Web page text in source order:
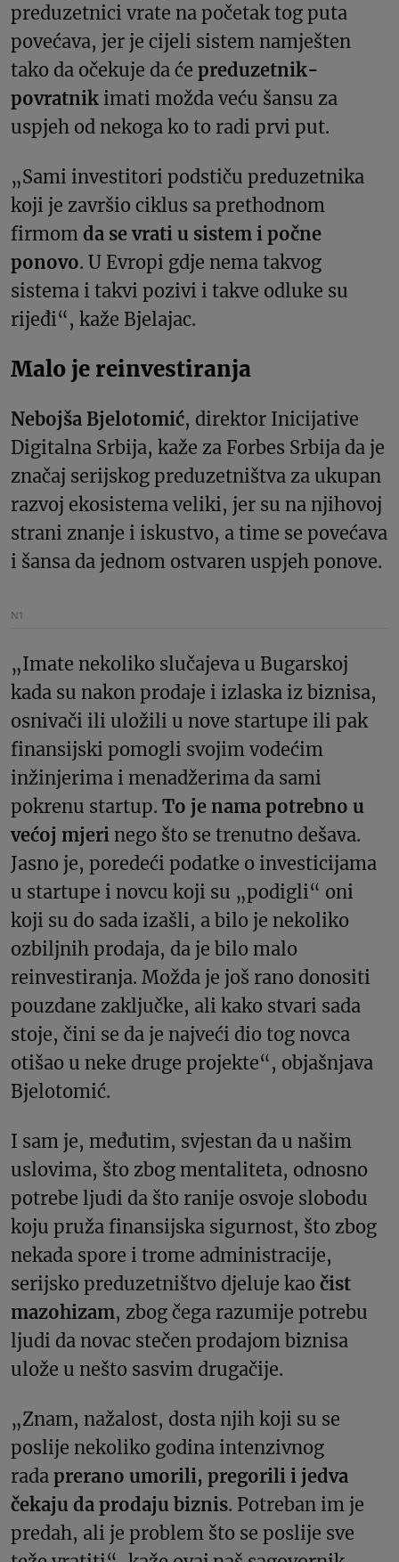
preduzetnici vrate na početak tog puta
povećava, jer je cijeli sistem namješten
tako da očekuje da će preduzetnik-
povratnik imati možda veću šansu za
uspjeh od nekoga ko to radi prvi put.
„Sami investitori podstiču preduzetnika
koji je završio ciklus sa prethodnom
firmom da se vrati u sistem i počne
ponovo. U Evropi gdje nema takvog
sistema i takvi pozivi i takve odluke su
rijeđi“, kaže Bjelajac.
Malo je reinvestiranja
Nebojša Bjelotomić, direktor Inicijative
Digitalna Srbija, kaže za Forbes Srbija da je
značaj serijskog preduzetništva za ukupan
razvoj ekosistema veliki, jer su na njihovoj
strani znanje i iskustvo, a time se povećava
i šansa da jednom ostvaren uspjeh ponove.
N1
„Imate nekoliko slučajeva u Bugarskoj
kada su nakon prodaje i izlaska iz biznisa,
osnivači ili uložili u nove startupe ili pak
finansijski pomogli svojim vodećim
inžinjerima i menadžerima da sami
pokrenu startup. To je nama potrebno u
većoj mjeri nego što se trenutno dešava.
Jasno je, poredeći podatke o investicijama
u startupe i novcu koji su „podigli“ oni
koji su do sada izašli, a bilo je nekoliko
ozbiljnih prodaja, da je bilo malo
reinvestiranja. Možda je još rano donositi
pouzdane zaključke, ali kako stvari sada
stoje, čini se da je najveći dio tog novca
otišao u neke druge projekte“, objašnjava
Bjelotomić.
I sam je, međutim, svjestan da u našim
uslovima, što zbog mentaliteta, odnosno
potrebe ljudi da što ranije osvoje slobodu
koju pruža finansijska sigurnost, što zbog
nekada spore i trome administracije,
serijsko preduzetništvo djeluje kao čist
mazohizam, zbog čega razumije potrebu
ljudi da novac stečen prodajom biznisa
ulože u nešto sasvim drugačije.
„Znam, nažalost, dosta njih koji su se
poslije nekoliko godina intenzivnog
rada prerano umorili, pregorili i jedva
čekaju da prodaju biznis. Potreban im je
predah, ali je problem što se poslije sve